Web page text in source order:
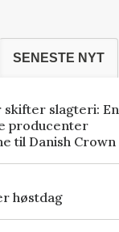
SENESTE NYT
skifter slagteri: En
producenter
til Danish Crown
høstdag